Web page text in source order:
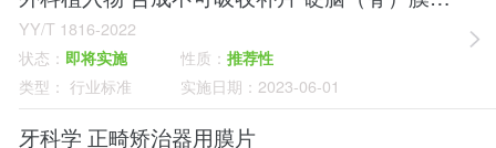
YY/T 1816-2022
状态： 即将实施 性质：推荐性
类型： 行业标准 实施日期： 2023-06-01
牙科学 正畸矫治器用膜片